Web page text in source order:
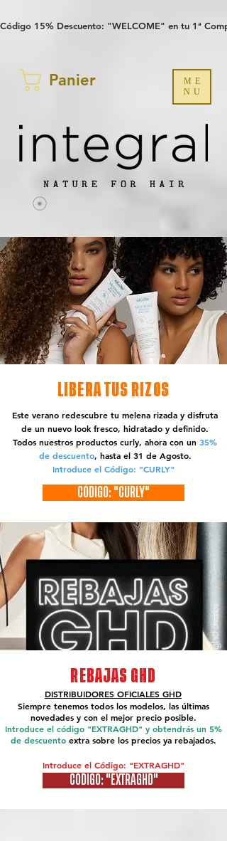
Código 15% Descuento: "WELCOME" en tu 1ª
Panier
ME
NU
LIBERA TUS RIZOS
Este verano redescubre tu melena rizada y disfruta
de un nuevo look fresco, hidratado y definido.
Todos nuestros productos curly, ahora con un 35%
de descuento, hasta el 31 de Agosto.
Introduce el Código: "CURLY"
CÓDIGO: "CURLY"
REBAJAS GHD
DISTRIBUIDORES OFICIALES GHD
Siempre tenemos todos los modelos, las últimas
novedades y con el mejor precio posible.
Introduce el código "EXTRAGHD" y obtendrás un 5%
de descuento extra sobre los precios ya rebajados.
Introduce el Código: "EXTRAGHD"
CÓDIGO: "EXTRAGHD"